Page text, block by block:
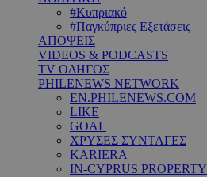
#Κυπριακό
#Παγκύπριες Εξετάσεις
ΑΠΟΨΕΙΣ
VIDEOS & PODCASTS
TV ΟΔΗΓΟΣ
PHILENEWS NETWORK
EN.PHILENEWS.COM
LIKE
GOAL
ΧΡΥΣΕΣ ΣΥΝΤΑΓΕΣ
KARIERA
IN-CYPRUS PROPERTY